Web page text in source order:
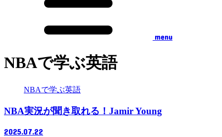
menu
NBAで学ぶ英語
NBAで学ぶ英語
NBA実況が聞き取れる！Jamir Young
2025.07.22